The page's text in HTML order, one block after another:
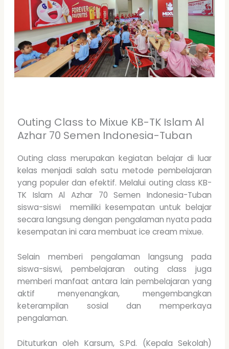
Outing Class to Mixue KB-TK Islam Al
Azhar 70 Semen Indonesia-Tuban
Outing class merupakan kegiatan belajar di luar
kelas menjadi salah satu metode pembelajaran
yang populer dan efektif. Melalui outing class KB-
TK Islam Al Azhar 70 Semen Indonesia-Tuban
siswa-siswi memiliki kesempatan untuk belajar
secara langsung dengan pengalaman nyata pada
kesempatan ini cara membuat ice cream mixue.
Selain memberi pengalaman langsung pada
siswa-siswi, pembelajaran outing class juga
memberi manfaat antara lain pembelajaran yang
aktif menyenangkan, mengembangkan
keterampilan sosial dan memperkaya
pengalaman.
Dituturkan oleh Karsum, S.Pd. (Kepala Sekolah)